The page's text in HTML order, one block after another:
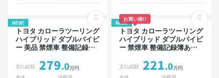
NEW!
トヨタ カローラツーリング
ハイブリッド ダブルバイビ
ー 美品 禁煙車 整備記録簿
オ ※ナビキットあり TV オ
ートクルーズ スマートキー
支払総額 279.0万円
NEW!
お買い得!!
トヨタ カローラツーリング
ハイブリッド ダブルバイビ
ー 禁煙車 整備記録簿あり
ナビキットあり TV ブライ
ンドスポットモニター オー
支払総額 221.0万円